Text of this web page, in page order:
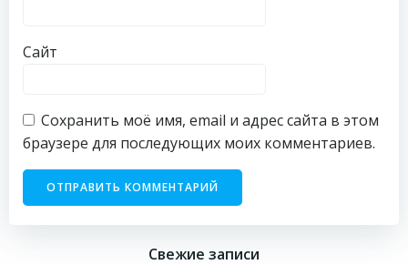
Сайт
Сохранить моё имя, email и адрес сайта в этом
браузере для последующих моих комментариев.
Свежие записи